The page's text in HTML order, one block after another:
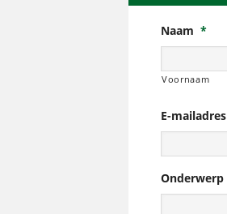
Naam *
Voornaam
E-mailadres
Onderwerp